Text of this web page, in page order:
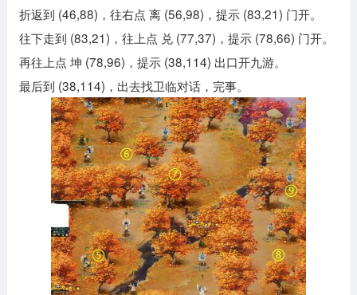
折返到 (46,88)，往右点 离 (56,98)，提示 (83,21) 门开。
往下走到 (83,21)，往上点 兑 (77,37)，提示 (78,66) 门开。
再往上点 坤 (78,96)，提示 (38,114) 出口开九游。
最后到 (38,114)，出去找卫临对话，完事。